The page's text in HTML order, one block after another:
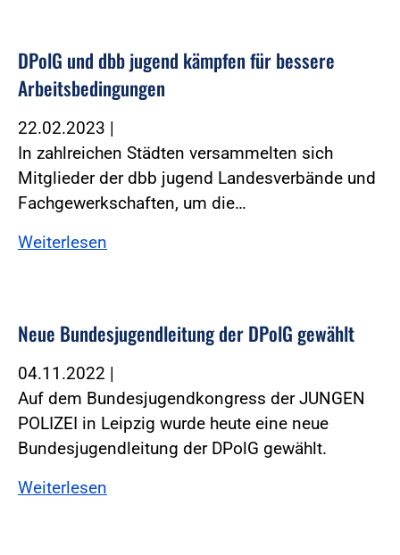
DPolG und dbb jugend kämpfen für bessere
Arbeitsbedingungen
22.02.2023 |
In zahlreichen Städten versammelten sich
Mitglieder der dbb jugend Landesverbände und
Fachgewerkschaften, um die…
Weiterlesen
Neue Bundesjugendleitung der DPolG gewählt
04.11.2022 |
Auf dem Bundesjugendkongress der JUNGEN
POLIZEI in Leipzig wurde heute eine neue
Bundesjugendleitung der DPolG gewählt.
Weiterlesen